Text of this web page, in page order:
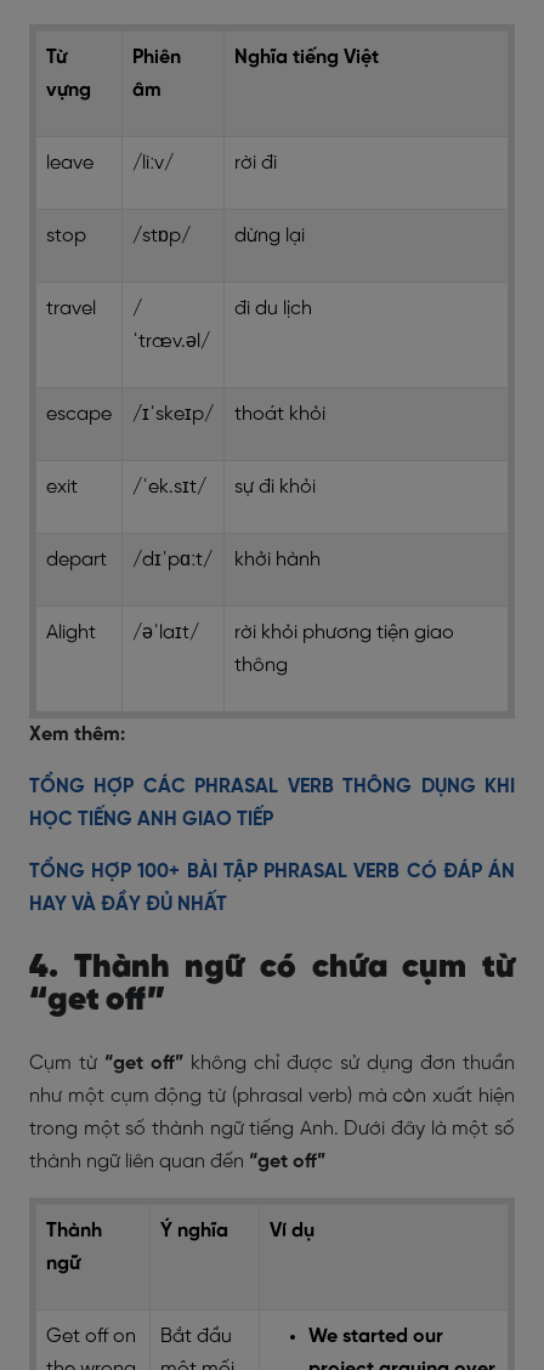
Từ
vựng
Phiên
âm
Nghĩa tiếng Việt
leave /liːv/ rời đi
stop /stɒp/ dừng lại
travel
/
ˈtræv.əl/
đi du lịch
escape /ɪˈskeɪp/ thoát khỏi
exit /ˈek.sɪt/ sự đi khỏi
depart /dɪˈpɑːt/ khởi hành
Alight /əˈlaɪt/
rời khỏi phương tiện giao
thông
Xem thêm:
TỔNG HỢP CÁC PHRASAL VERB THÔNG DỤNG KHI
HỌC TIẾNG ANH GIAO TIẾP
TỔNG HỢP 100+ BÀI TẬP PHRASAL VERB CÓ ĐÁP ÁN
HAY VÀ ĐẦY ĐỦ NHẤT
4. Thành ngữ có chứa cụm từ
“get off”
Cụm từ “get off” không chỉ được sử dụng đơn thuần
như một cụm động từ (phrasal verb) mà còn xuất hiện
trong một số thành ngữ tiếng Anh. Dưới đây là một số
thành ngữ liên quan đến “get off”
Thành
ngữ
Ý nghĩa Ví dụ
Get off on
Bắt đầu
We started our